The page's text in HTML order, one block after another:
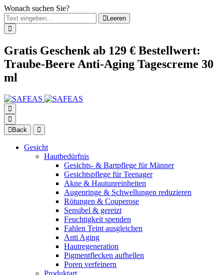
Wonach suchen Sie?
Leeren
Gratis Geschenk ab 129 € Bestellwert:
Traube-Beere Anti-Aging Tagescreme 30
ml
Back
Gesicht
Hautbedürfnis
Gesichts- & Bartpflege für Männer
Gesichtspflege für Teenager
Akne & Hautunreinheiten
Augenringe & Schwellungen reduzieren
Rötungen & Couperose
Sensibel & gereizt
Feuchtigkeit spenden
Fahlen Teint ausgleichen
Anti Aging
Hautregeneration
Pigmentflecken aufhellen
Poren verfeinern
Produktart